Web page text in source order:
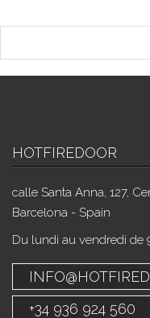
HOTFIREDOOR
calle Santa Anna, 127,
Barcelona - Spain
Du lundi au vendredi de
+34 936 924 560